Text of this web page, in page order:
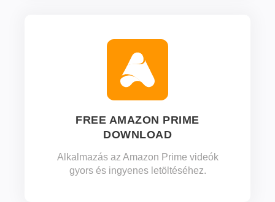
FREE AMAZON PRIME
DOWNLOAD
Alkalmazás az Amazon Prime videók
gyors és ingyenes letöltéséhez.